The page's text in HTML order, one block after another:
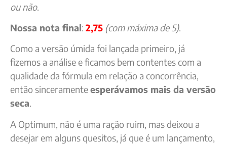
ou não.
Nossa nota final: 2,75 (com máxima de 5).
Como a versão úmida foi lançada primeiro, já
fizemos a análise e ficamos bem contentes com a
qualidade da fórmula em relação a concorrência,
então sinceramenteesperávamos mais da versão
seca.
A Optimum, não é uma ração ruim, mas deixou a
desejar em alguns quesitos, já que é um lançamento,